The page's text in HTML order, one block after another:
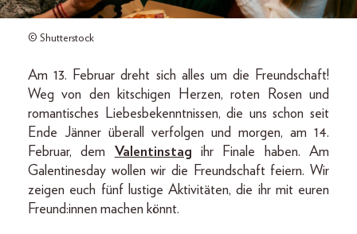
© Shutterstock
Am 13. Februar dreht sich alles um die Freundschaft!
Weg von den kitschigen Herzen, roten Rosen und
romantisches Liebesbekenntnissen, die uns schon seit
Ende Jänner überall verfolgen und morgen, am 14.
Februar, dem Valentinstag ihr Finale haben. Am
Galentinesday wollen wir die Freundschaft feiern. Wir
zeigen euch fünf lustige Aktivitäten, die ihr mit euren
Freund:innen machen könnt.